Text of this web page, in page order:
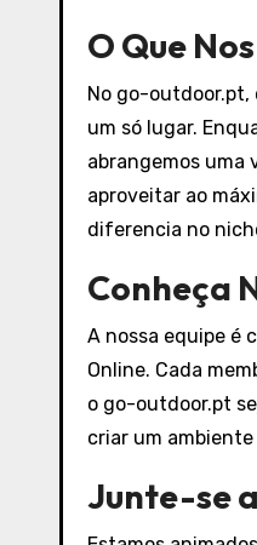
O Que
No go-outdoor.pt,
um só lugar.
abrangemos uma
aproveitar ao
diferencia no
Conheça
A nossa equipe é
Online. Cada
o go-outdoor.pt
criar um
Junte-se